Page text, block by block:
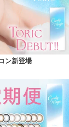
ン新登場